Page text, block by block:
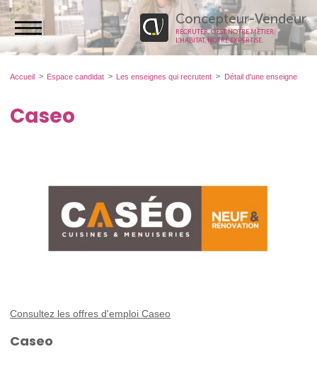
Concepteur-Vendeur
RECRUTER, C’EST NOTRE MÉTIER.
L’HABITAT, NOTRE EXPERTISE.
Accueil Espace candidat Les enseignes qui recrutent Détail d'une enseigne
Caseo
Consultez les offres d'emploi Caseo
Caseo